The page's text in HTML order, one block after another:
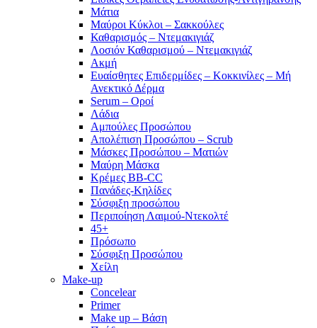
Μάτια
Μαύροι Κύκλοι – Σακκούλες
Καθαρισμός – Ντεμακιγιάζ
Λοσιόν Καθαρισμού – Ντεμακιγιάζ
Ακμή
Ευαίσθητες Επιδερμίδες – Κοκκινίλες – Μή
Ανεκτικό Δέρμα
Serum – Οροί
Λάδια
Αμπούλες Προσώπου
Απολέπιση Προσώπου – Scrub
Μάσκες Προσώπου – Ματιών
Μαύρη Μάσκα
Κρέμες BB-CC
Πανάδες-Κηλίδες
Σύσφιξη προσώπου
Περιποίηση Λαιμού-Ντεκολτέ
45+
Πρόσωπο
Σύσφιξη Προσώπου
Χείλη
Make-up
Concelear
Primer
Make up – Βάση